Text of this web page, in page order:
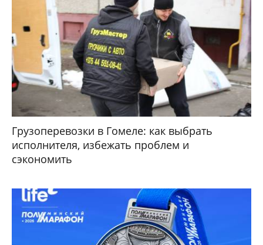
Грузоперевозки в Гомеле: как выбрать
исполнителя, избежать проблем и
сэкономить